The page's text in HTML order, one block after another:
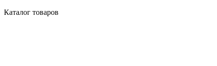
Каталог товаров